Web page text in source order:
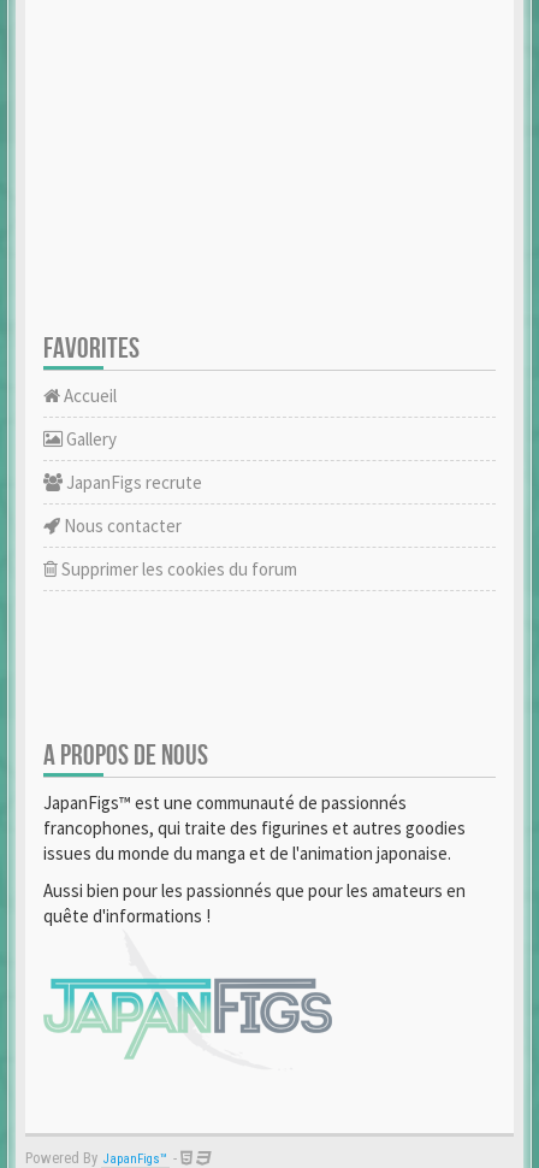
FAVORITES
Accueil
Gallery
JapanFigs recrute
Nous contacter
Supprimer les cookies du forum
A PROPOS DE NOUS
JapanFigs™ est une communauté de passionnés
francophones, qui traite des figurines et autres goodies
issues du monde du manga et de l'animation japonaise.
Aussi bien pour les passionnés que pour les amateurs en
quête d'informations !
Powered By JapanFigs™ -